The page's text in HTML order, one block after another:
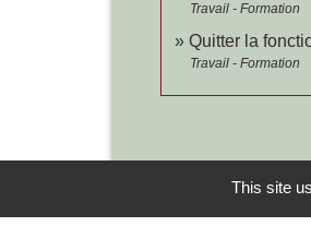
Travail - Formation
Quitter la
Travail - Formation
This site